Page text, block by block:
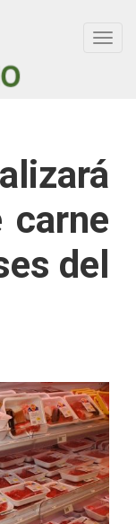
carne
del